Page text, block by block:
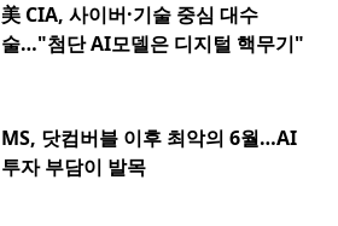
美 CIA, 사이버·기술 중심 대수
술…"첨단 AI모델은 디지털 핵무기"
MS, 닷컴버블 이후 최악의 6월…AI
투자 부담이 발목